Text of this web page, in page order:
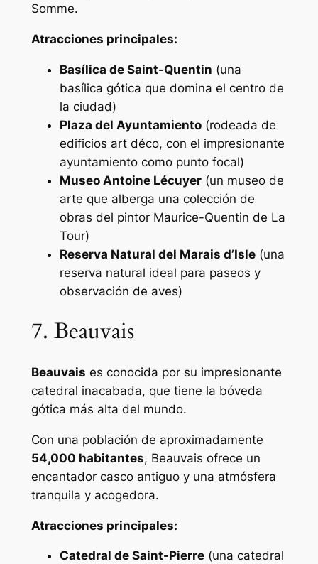
Somme.
Atracciones principales:
Basílica de Saint-Quentin (una
basílica gótica que domina el centro de
la ciudad)
Plaza del Ayuntamiento(rodeada de
edificios art déco, con el impresionante
ayuntamiento como punto focal)
Museo Antoine Lécuyer(un museo de
arte que alberga una colección de
obras del pintor Maurice-Quentin de La
Tour)
Reserva Natural del Marais d’Isle(una
reserva natural ideal para paseos y
observación de aves)
7. Beauvais
Beauvais es conocida por su impresionante
catedral inacabada, que tiene la bóveda
gótica más alta del mundo.
Con una población de aproximadamente
54,000 habitantes, Beauvais ofrece un
encantador casco antiguo y una atmósfera
tranquila y acogedora.
Atracciones principales:
Catedral de Saint-Pierre(una catedral